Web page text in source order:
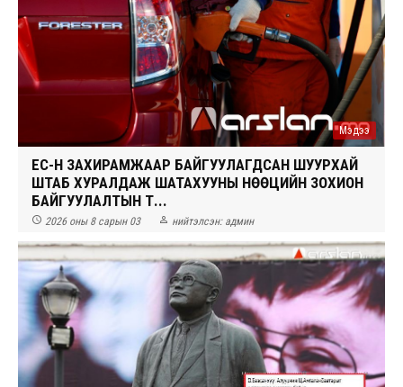
Мэдээ
ЕС-Н ЗАХИРАМЖААР БАЙГУУЛАГДСАН ШУУРХАЙ
ШТАБ ХУРАЛДАЖ ШАТАХУУНЫ НӨӨЦИЙН ЗОХИОН
БАЙГУУЛАЛТЫН Т...
 2026 оны 8 сарын 03  нийтэлсэн: админ